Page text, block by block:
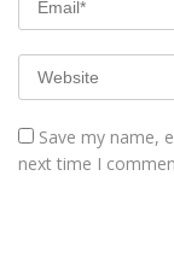
Save my name,
next time I